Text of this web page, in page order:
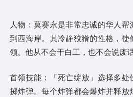
人物：莫赛永是非常忠诚的华人
到西海岸。其冷静狡猾的性格，
领。他从不会干白工，也不会说废话
首领技能：「死亡绽放」选择多处
掷炸弹。每个炸弹都会爆炸并释放